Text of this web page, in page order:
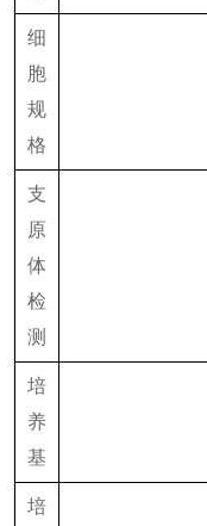
细
胞
规
格
支
原
体
检
测
培
养
基
培